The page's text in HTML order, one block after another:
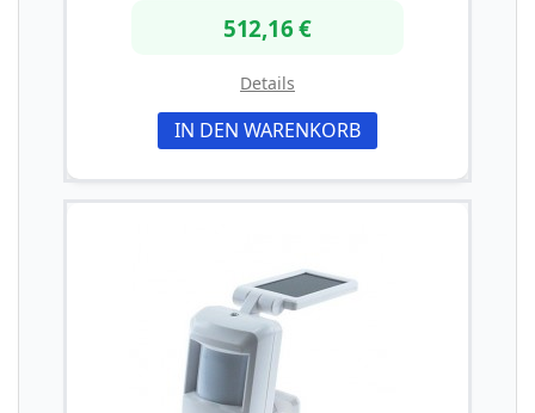
512,16 €
Details
IN DEN WARENKORB